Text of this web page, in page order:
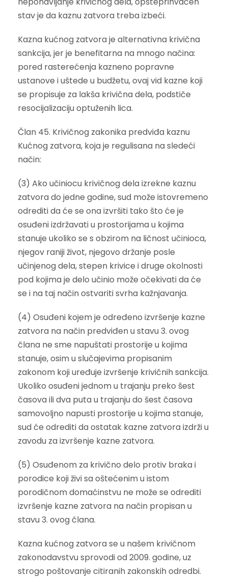
stav je da kaznu zatvora treba izbeći.
Kazna kućnog zatvora je alternativna krivična
sankcija, jer je benefitarna na mnogo načina:
pored rasterećenja kazneno popravne
ustanove i uštede u budžetu, ovaj vid kazne koji
se propisuje za lakša krivična dela, podstiče
resocijalizaciju optuženih lica.
Član 45. Krivičnog zakonika predviđa kaznu
Kućnog zatvora, koja je regulisana na sledeći
način:
(3) Ako učiniocu krivičnog dela izrekne kaznu
zatvora do jedne godine, sud može istovremeno
odrediti da će se ona izvršiti tako što će je
osuđeni izdržavati u prostorijama u kojima
stanuje ukoliko se s obzirom na ličnost učinioca,
njegov raniji život, njegovo držanje posle
učinjenog dela, stepen krivice i druge okolnosti
pod kojima je delo učinio može očekivati da će
se i na taj način ostvariti svrha kažnjavanja.
(4) Osuđeni kojem je određeno izvršenje kazne
zatvora na način predviđen u stavu 3. ovog
člana ne sme napuštati prostorije u kojima
stanuje, osim u slučajevima propisanim
zakonom koji uređuje izvršenje krivičnih sankcija.
Ukoliko osuđeni jednom u trajanju preko šest
časova ili dva puta u trajanju do šest časova
samovoljno napusti prostorije u kojima stanuje,
sud će odrediti da ostatak kazne zatvora izdrži u
zavodu za izvršenje kazne zatvora.
(5) Osuđenom za krivično delo protiv braka i
porodice koji živi sa oštećenim u istom
porodičnom domaćinstvu ne može se odrediti
izvršenje kazne zatvora na način propisan u
stavu 3. ovog člana.
Kazna kućnog zatvora se u našem krivičnom
zakonodavstvu sprovodi od 2009. godine, uz
strogo poštovanje citiranih zakonskih odredbi.